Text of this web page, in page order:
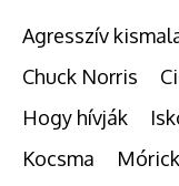
Agresszív
Chuck Norris
Hogy hívják
Kocsma